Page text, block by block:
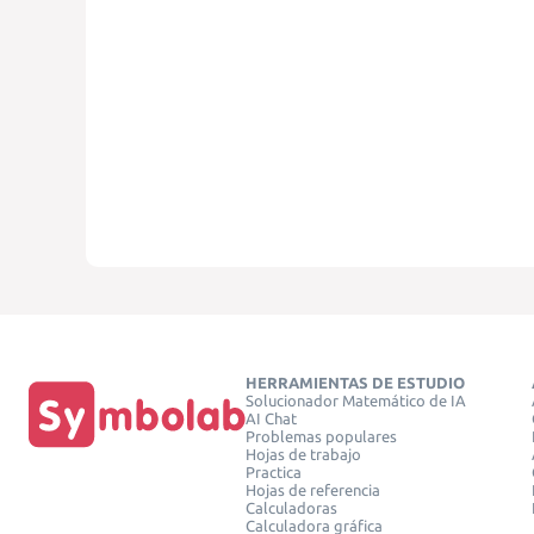
HERRAMIENTAS DE ESTUDIO
Solucionador Matemático de IA
AI Chat
Problemas populares
Hojas de trabajo
Practica
Hojas de referencia
Calculadoras
Calculadora gráfica